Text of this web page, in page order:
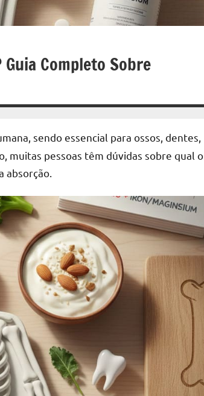
Completo Sobre
sendo essencial para ossos, dentes,
muitas pessoas têm dúvidas sobre qual o
absorção.